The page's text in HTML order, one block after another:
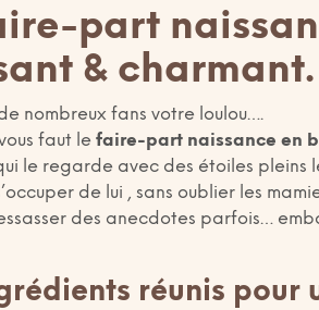
part
& charmant.
nombreux fans votre loulou….
vous faut lefaire-part naissance en
le regarde avec des étoiles pleins
de lui , sans oublier les
des anecdotes parfois…
réunis